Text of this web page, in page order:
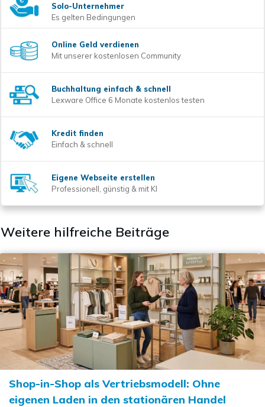
Solo-Unternehmer
Es gelten Bedingungen
Online Geld verdienen
Mit unserer kostenlosen Community
Buchhaltung einfach & schnell
Lexware Office 6 Monate kostenlos testen
Kredit finden
Einfach & schnell
Eigene Webseite erstellen
Professionell, günstig & mit KI
Weitere hilfreiche Beiträge
Shop-in-Shop als Vertriebsmodell: Ohne
eigenen Laden in den stationären Handel